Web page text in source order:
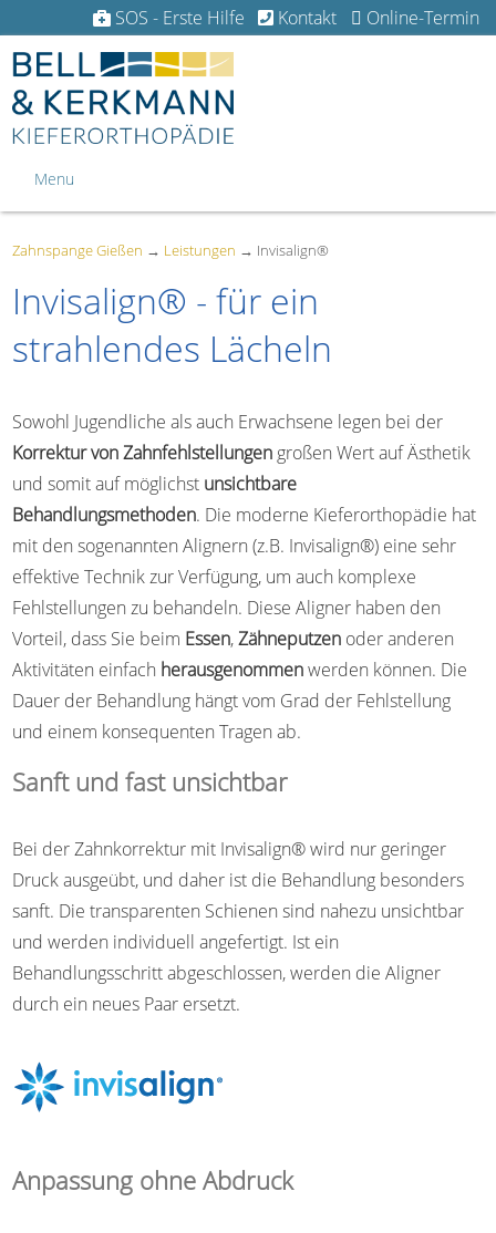
SOS - Erste Hilfe Kontakt Online-Termin
Menu
Zahnspange Gießen → Leistungen → Invisalign®
Invisalign® - für ein
strahlendes Lächeln
Sowohl Jugendliche als auch Erwachsene legen bei der
Korrektur von Zahnfehlstellungen großen Wert auf Ästhetik
und somit auf möglichst unsichtbare
Behandlungsmethoden. Die moderne Kieferorthopädie hat
mit den sogenannten Alignern (z.B. Invisalign®) eine sehr
effektive Technik zur Verfügung, um auch komplexe
Fehlstellungen zu behandeln. Diese Aligner haben den
Vorteil, dass Sie beim Essen,Zähneputzen oder anderen
Aktivitäten einfach herausgenommenwerden können. Die
Dauer der Behandlung hängt vom Grad der Fehlstellung
und einem konsequenten Tragen ab.
Sanft und fast unsichtbar
Bei der Zahnkorrektur mit Invisalign® wird nur geringer
Druck ausgeübt, und daher ist die Behandlung besonders
sanft. Die transparenten Schienen sind nahezu unsichtbar
und werden individuell angefertigt. Ist ein
Behandlungsschritt abgeschlossen, werden die Aligner
durch ein neues Paar ersetzt.
Anpassung ohne Abdruck